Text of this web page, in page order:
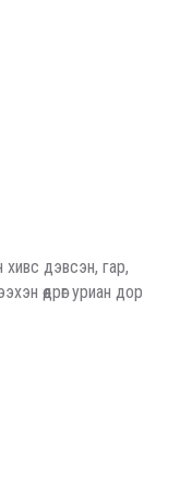
дэвсэн, гар,
өөдрөг уриан дор